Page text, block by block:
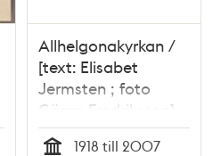
Allhelgonakyrkan /
[text: Elisabet
Jermsten ; foto
Göran Fredriksson]
1918 till 2007